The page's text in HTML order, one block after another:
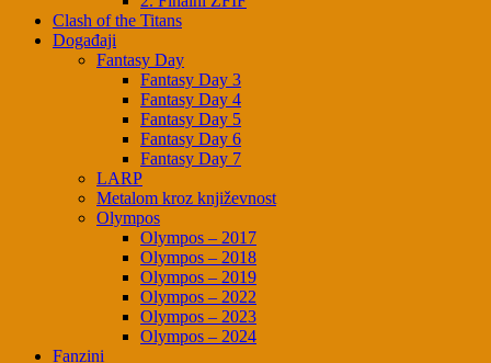
Clash of the Titans
Događaji
Fantasy Day
Fantasy Day 3
Fantasy Day 4
Fantasy Day 5
Fantasy Day 6
Fantasy Day 7
LARP
Metalom kroz književnost
Olympos
Olympos – 2017
Olympos – 2018
Olympos – 2019
Olympos – 2022
Olympos – 2023
Olympos – 2024
Fanzini